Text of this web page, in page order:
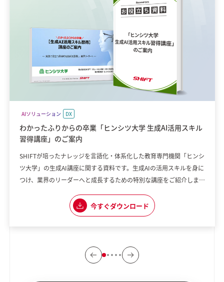
AIソリューション DX
わかったふりからの卒業「ヒンシツ大学 生成AI活用スキル
習得講座」のご案内
SHIFTが培ったナレッジを言語化・体系化した教育専門機関「ヒンシ
ツ大学」の生成AI講座に関する資料です。生成AIの活用スキルを身に
つけ、業界のリーダーへと成長するための特別な講座をご紹介しま
した内容 ・実際に現場で使える応用力を養える 「組織として生成AI
の普及に課題を感じている」 「生成AIを使いこなしたいけれど、何
今すぐダウンロード